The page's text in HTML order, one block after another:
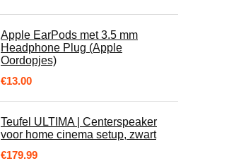
Apple EarPods met 3.5 mm
Headphone Plug (Apple
Oordopjes)
€13.00
Teufel ULTIMA | Centerspeaker
voor home cinema setup, zwart
€179.99